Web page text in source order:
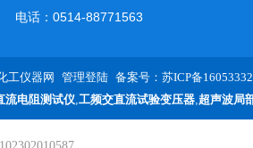
电话：0514-88771563
工仪器网 管理登陆 备案号：苏ICP备
流电阻测试仪,工频交直流试验变压器,超声波局